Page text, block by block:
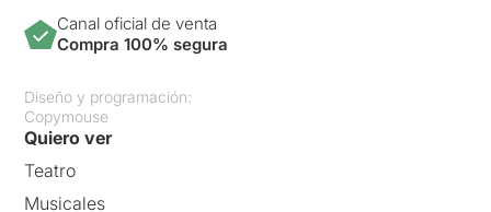
Canal oficial de venta
Compra 100% segura
Diseño y programación:
Copymouse
Quiero ver
Teatro
Musicales